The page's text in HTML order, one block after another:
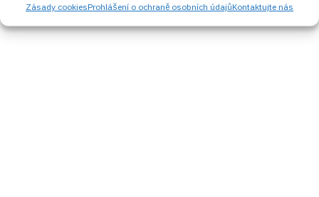
Zásady cookiesProhlášení o ochraně osobních údajůKontaktujte nás